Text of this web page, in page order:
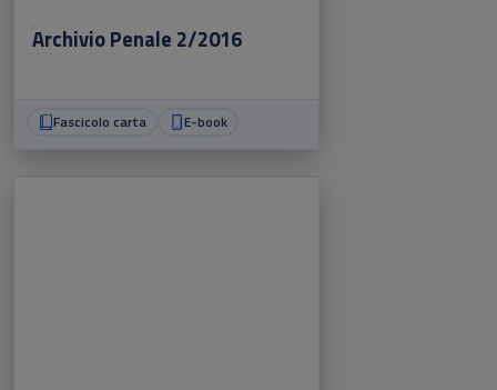
Archivio Penale 2/2016
Fascicolo carta E-book